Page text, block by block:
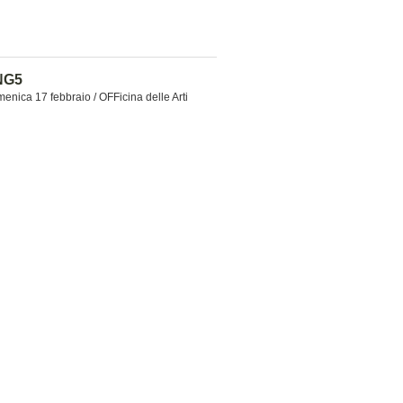
17 febbraio / OFFicina delle Arti